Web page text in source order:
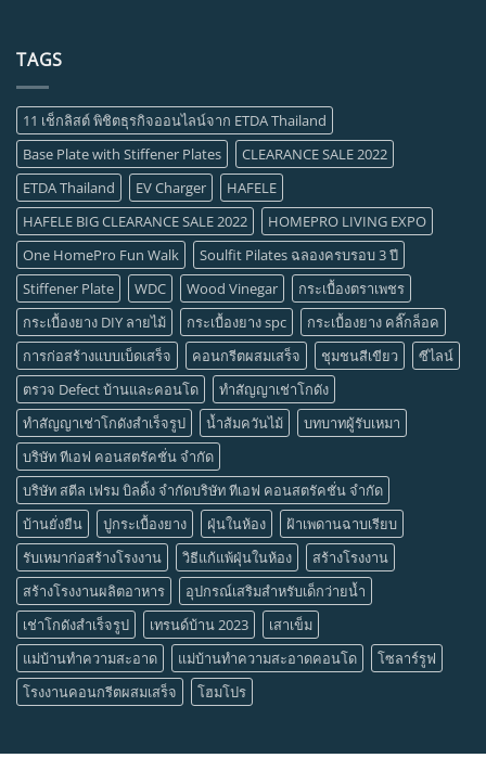
TAGS
11 เช็กลิสต์ พิชิตธุรกิจออนไลน์จาก ETDA Thailand
Base Plate with Stiffener Plates
CLEARANCE SALE 2022
ETDA Thailand
EV Charger
HAFELE
HAFELE BIG CLEARANCE SALE 2022
HOMEPRO LIVING EXPO
One HomePro Fun Walk
Soulfit Pilates ฉลองครบรอบ 3 ปี
Stiffener Plate
WDC Wood Vinegar
กระเบื้องตราเพชร
กระเบื้องยาง DIY ลายไม้
กระเบื้องยาง spc
กระเบื้องยาง คลิ๊กล็อค
การก่อสร้างแบบเบ็ดเสร็จ
คอนกรีตผสมเสร็จ ชุมชนสีเขียว
ซีไลน์
ตรวจ Defect บ้านและคอนโด
ทำสัญญาเช่าโกดัง
ทำสัญญาเช่าโกดังสำเร็จรูป
น้ำส้มควันไม้
บทบาทผู้รับเหมา
บริษัท ทีเอฟ คอนสตรัคชั่น จำกัด
บริษัท สตีล เฟรม บิลดิ้ง จำกัดบริษัท ทีเอฟ คอนสตรัคชั่น จำกัด
บ้านยั่งยืน
ปูกระเบื้องยาง ฝุ่นในห้อง
ฝ้าเพดานฉาบเรียบ
รับเหมาก่อสร้างโรงงาน
วิธีแก้แพ้ฝุ่นในห้อง
สร้างโรงงาน
สร้างโรงงานผลิตอาหาร
อุปกรณ์เสริมสำหรับเด็กว่ายน้ำ
เช่าโกดังสำเร็จรูป
เทรนด์บ้าน 2023
เสาเข็ม
แม่บ้านทำความสะอาด
แม่บ้านทำความสะอาดคอนโด
โซลาร์รูฟ
โรงงานคอนกรีตผสมเสร็จ
โฮมโปร